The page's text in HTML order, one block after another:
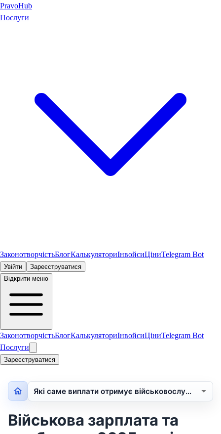
PravoHub
Послуги
ЗаконотворчістьБлогКалькуляториІнвойсиЦіниTelegram Bot
Увійти
Зареєструватися
Відкрити меню
ЗаконотворчістьБлогКалькуляториІнвойсиЦіниTelegram Bot
Послуги
Зареєструватися
Які саме виплати отримує військовослужбовец…
Військова зарплата та